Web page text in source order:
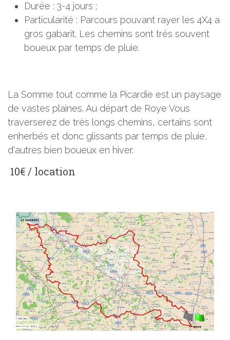
Durée : 3-4 jours ;
Particularité : Parcours pouvant rayer les 4X4 a
gros gabarit. Les chemins sont très souvent
boueux par temps de pluie.
La Somme tout comme la Picardie est un paysage
de vastes plaines. Au départ de Roye Vous
traverserez de très longs chemins, certains sont
enherbés et donc glissants par temps de pluie,
d'autres bien boueux en hiver.
10€ / location